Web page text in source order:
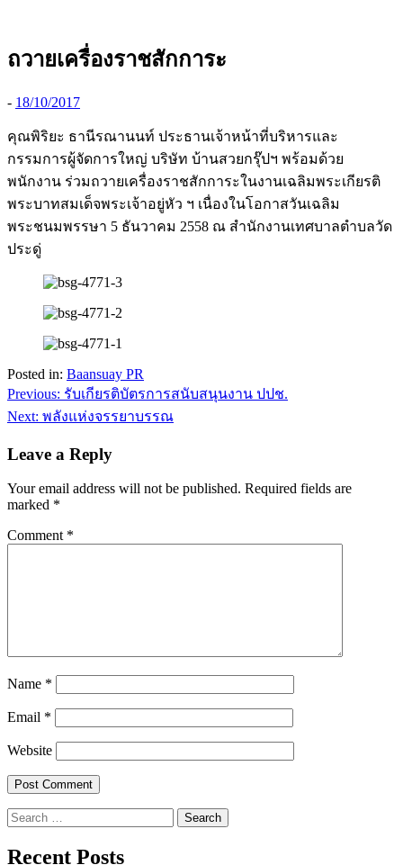
ถวายเครื่องราชสักการะ
- 18/10/2017
คุณพิริยะ ธานีรณานนท์ ประธานเจ้าหน้าที่บริหารและ
กรรมการผู้จัดการใหญ่ บริษัท บ้านสวยกรุ๊ปฯ พร้อมด้วย
พนักงาน ร่วมถวายเครื่องราชสักการะในงานเฉลิมพระเกียรติ
พระบาทสมเด็จพระเจ้าอยู่หัว ฯ เนื่องในโอกาสวันเฉลิม
พระชนมพรรษา 5 ธันวาคม 2558 ณ สำนักงานเทศบาลตำบลวัด
ประดู่
Posted in: Baansuay PR
Post
navigation
Previous: รับเกียรติบัตรการสนับสนุนงาน ปปช.
Next: พลังแห่งจรรยาบรรณ
Leave a Reply
Your email address will not be published. Required fields are
marked *
Comment *
Name *
Email *
Website
Search
for:
Recent Posts